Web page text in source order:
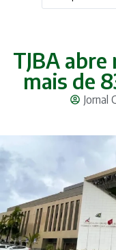
TJBA
mais de
Jornal